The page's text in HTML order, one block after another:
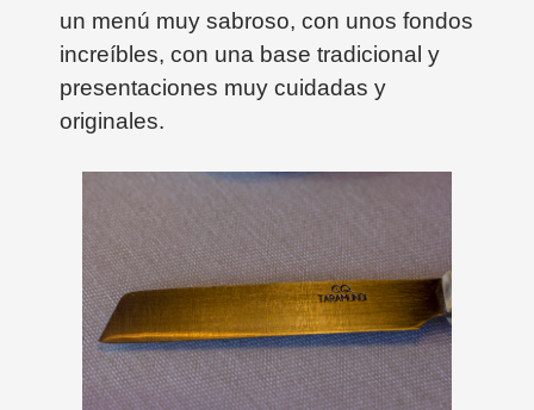
un menú muy sabroso, con unos fondos
increíbles, con una base tradicional y
presentaciones muy cuidadas y
originales.